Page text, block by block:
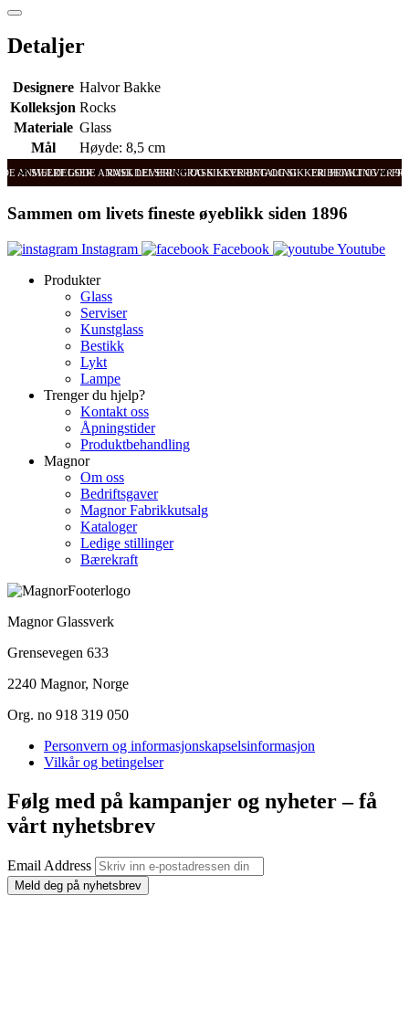
Detaljer
Designere Halvor Bakke
Kolleksjon Rocks
Materiale Glass
Mål
Høyde: 8,5 cm
ANMELDELSER RASK LEVERING OG SIKKER BETALING FRI FRAKT OVER
SVÆRT GODE ANMELDELSER RASK LEVERING OG SIKKER BETALING
Sammen om livets fineste øyeblikk siden 1896
Instagram Facebook
Youtube
Produkter
Glass
Serviser
Kunstglass
Bestikk
Lykt
Lampe
Trenger du hjelp?
Kontakt oss
Åpningstider
Produktbehandling
Magnor
Om oss
Bedriftsgaver
Magnor Fabrikkutsalg
Kataloger
Ledige stillinger
Bærekraft
Magnor Glassverk
Grensevegen 633
2240 Magnor, Norge
Org. no 918 319 050
Personvern og informasjonskapselsinformasjon
Vilkår og betingelser
Følg med på kampanjer og nyheter – få
vårt nyhetsbrev
Email Address
Meld deg på nyhetsbrev